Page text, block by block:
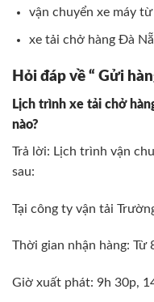
vận chuyển xe máy
xe tải chở hàng Đà
Hỏi đáp về “ Gửi
Lịch trình xe tải chở
nào?
Trả lời: Lịch trình vận
sau:
Tại công ty vận tải
Thời gian nhận hàng: Từ
Giờ xuất phát: 9h 30p,